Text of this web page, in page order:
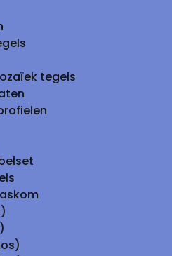
tegels